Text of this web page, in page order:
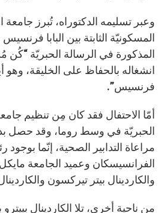
وعبر تسليمه الدكتوراه، تُبرز جامعة
المسكونيّة الثابتة بين البابا
المذكورة في الرسالة الحبريّة “كُن
انشغاله بالحفاظ على الخليقة، وهو
فرنسيس”.
أمّا الاحتفال فقد كان مِن تنظيم
الحبريّة في وسط روما، وقد حصل
مراعاة التدابير الصحية، إنّما بوجود
الفرانسيسكان وعميد الجامعة
والكاردينال بيتر تيركسون
من ناحية أخرى، تلا الكاردينال